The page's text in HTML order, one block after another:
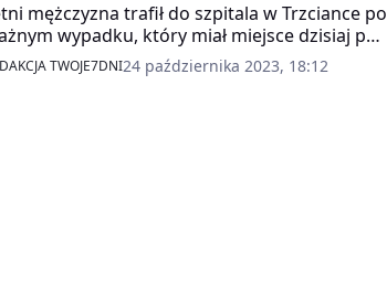
mężczyzna trafił do szpitala w Trzciance po
wypadku, który miał miejsce dzisiaj po
15:00 na drodze DW 180 między Piłą a
TWOJE7DNI24 października 2023, 18:12